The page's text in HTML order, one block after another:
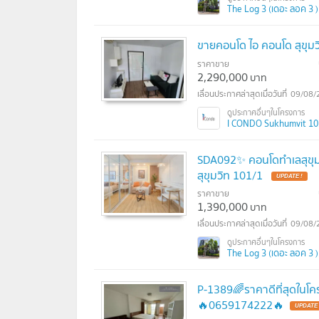
The Log 3 (เดอะ ลอค 3 )
ขายคอนโด ไอ คอนโด สุขุ
ราคาขาย
2,290,000บาท
09/08/
I CONDO Sukhumvit
SDA092✨ คอนโดทำเล
สุขุมวิท 101/1
UPDATE !
ราคาขาย
1,390,000บาท
09/08/
The Log 3 (เดอะ ลอค 3 )
P-1389🌈ราคาดีที่สุดใน
🔥0659174222🔥
UPDATE